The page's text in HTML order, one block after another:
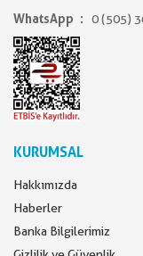
WhatsApp
0 (505)
KURUMSAL
Hakkımızda
Haberler
Banka Bilgilerimiz